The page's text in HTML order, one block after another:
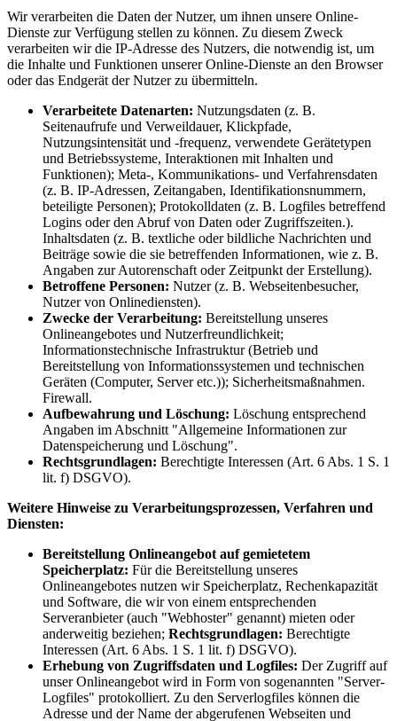
Wir verarbeiten die Daten der Nutzer, um ihnen unsere Online-
Dienste zur Verfügung stellen zu können. Zu diesem Zweck
verarbeiten wir die IP-Adresse des Nutzers, die notwendig ist, um
die Inhalte und Funktionen unserer Online-Dienste an den Browser
oder das Endgerät der Nutzer zu übermitteln.
Verarbeitete Datenarten: Nutzungsdaten (z. B.
Seitenaufrufe und Verweildauer, Klickpfade,
Nutzungsintensität und -frequenz, verwendete Gerätetypen
und Betriebssysteme, Interaktionen mit Inhalten und
Funktionen); Meta-, Kommunikations- und Verfahrensdaten
(z. B. IP-Adressen, Zeitangaben, Identifikationsnummern,
beteiligte Personen); Protokolldaten (z. B. Logfiles betreffend
Logins oder den Abruf von Daten oder Zugriffszeiten.).
Inhaltsdaten (z. B. textliche oder bildliche Nachrichten und
Beiträge sowie die sie betreffenden Informationen, wie z. B.
Angaben zur Autorenschaft oder Zeitpunkt der Erstellung).
Betroffene Personen: Nutzer (z. B. Webseitenbesucher,
Nutzer von Onlinediensten).
Zwecke der Verarbeitung: Bereitstellung unseres
Onlineangebotes und Nutzerfreundlichkeit;
Informationstechnische Infrastruktur (Betrieb und
Bereitstellung von Informationssystemen und technischen
Geräten (Computer, Server etc.)); Sicherheitsmaßnahmen.
Firewall.
Aufbewahrung und Löschung: Löschung entsprechend
Angaben im Abschnitt "Allgemeine Informationen zur
Datenspeicherung und Löschung".
Rechtsgrundlagen: Berechtigte Interessen (Art. 6 Abs. 1 S. 1
lit. f) DSGVO).
Weitere Hinweise zu Verarbeitungsprozessen, Verfahren und
Diensten:
Bereitstellung Onlineangebot auf gemietetem
Speicherplatz: Für die Bereitstellung unseres
Onlineangebotes nutzen wir Speicherplatz, Rechenkapazität
und Software, die wir von einem entsprechenden
Serveranbieter (auch "Webhoster" genannt) mieten oder
anderweitig beziehen; Rechtsgrundlagen: Berechtigte
Interessen (Art. 6 Abs. 1 S. 1 lit. f) DSGVO).
Erhebung von Zugriffsdaten und Logfiles: Der Zugriff auf
unser Onlineangebot wird in Form von sogenannten "Server-
Logfiles" protokolliert. Zu den Serverlogfiles können die
Adresse und der Name der abgerufenen Webseiten und